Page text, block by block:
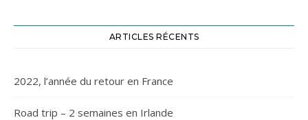
ARTICLES RÉCENTS
2022, l’année du retour en France
Road trip – 2 semaines en Irlande